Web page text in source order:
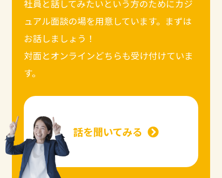
社員と話してみたいという方のためにカジ
ュアル面談の場を用意しています。まずは
お話しましょう！
対面とオンラインどちらも受け付けていま
す。
話を聞いてみる